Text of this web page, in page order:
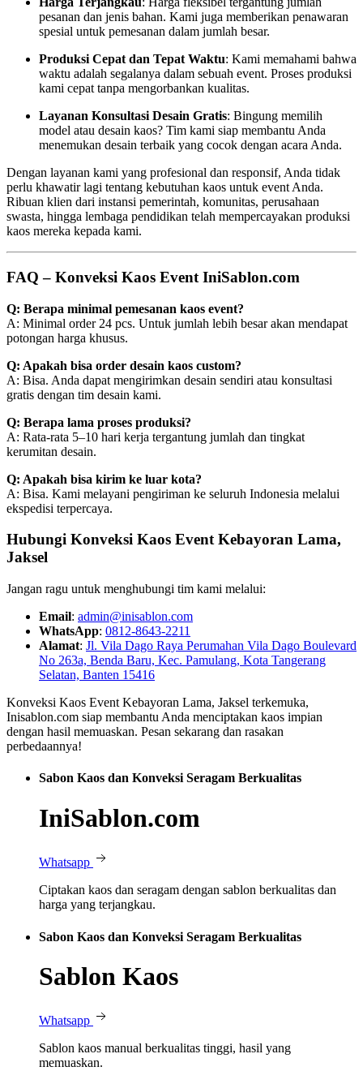
pesanan dan jenis bahan. Kami juga memberikan penawaran
spesial untuk pemesanan dalam jumlah besar.
Produksi Cepat dan Tepat Waktu: Kami memahami bahwa
waktu adalah segalanya dalam sebuah event. Proses produksi
kami cepat tanpa mengorbankan kualitas.
Layanan Konsultasi Desain Gratis: Bingung memilih
model atau desain kaos? Tim kami siap membantu Anda
menemukan desain terbaik yang cocok dengan acara Anda.
Dengan layanan kami yang profesional dan responsif, Anda tidak
perlu khawatir lagi tentang kebutuhan kaos untuk event Anda.
Ribuan klien dari instansi pemerintah, komunitas, perusahaan
swasta, hingga lembaga pendidikan telah mempercayakan produksi
kaos mereka kepada kami.
FAQ – Konveksi Kaos Event IniSablon.com
Q: Berapa minimal pemesanan kaos event?
A: Minimal order 24 pcs. Untuk jumlah lebih besar akan mendapat
potongan harga khusus.
Q: Apakah bisa order desain kaos custom?
A: Bisa. Anda dapat mengirimkan desain sendiri atau konsultasi
gratis dengan tim desain kami.
Q: Berapa lama proses produksi?
A: Rata-rata 5–10 hari kerja tergantung jumlah dan tingkat
kerumitan desain.
Q: Apakah bisa kirim ke luar kota?
A: Bisa. Kami melayani pengiriman ke seluruh Indonesia melalui
ekspedisi terpercaya.
Hubungi Konveksi Kaos Event Kebayoran Lama,
Jaksel
Jangan ragu untuk menghubungi tim kami melalui:
Email: admin@inisablon.com
WhatsApp: 0812-8643-2211
Alamat: Jl. Vila Dago Raya Perumahan Vila Dago Boulevard
No 263a, Benda Baru, Kec. Pamulang, Kota Tangerang
Selatan, Banten 15416
Konveksi Kaos Event Kebayoran Lama, Jaksel terkemuka,
Inisablon.com siap membantu Anda menciptakan kaos impian
dengan hasil memuaskan. Pesan sekarang dan rasakan
perbedaannya!
Sabon Kaos dan Konveksi Seragam Berkualitas
IniSablon.com
Whatsapp
Ciptakan kaos dan seragam dengan sablon berkualitas dan
harga yang terjangkau.
Sabon Kaos dan Konveksi Seragam Berkualitas
Sablon Kaos
Whatsapp
Sablon kaos manual berkualitas tinggi, hasil yang
memuaskan.